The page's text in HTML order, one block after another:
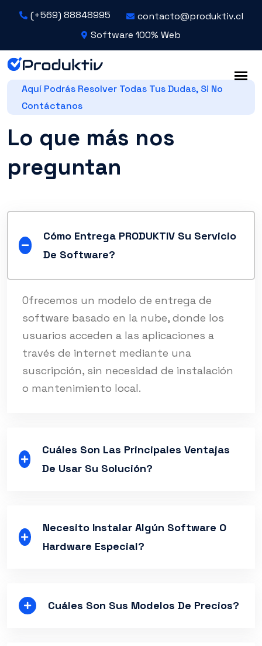
(+569) 88848995
contacto@produktiv.cl
Software 100% Web
Aquí Podrás Resolver Todas Tus Dudas, Si No
Contáctanos
Lo que más nos
preguntan
Cómo Entrega PRODUKTIV Su Servicio
De Software?
Ofrecemos un modelo de entrega de
software basado en la nube, donde los
usuarios acceden a las aplicaciones a
través de internet mediante una
suscripción, sin necesidad de instalación
o mantenimiento local.
Cuáles Son Las Principales Ventajas
De Usar Su Solución?
Necesito Instalar Algún Software O
Hardware Especial?
Cuáles Son Sus Modelos De Precios?